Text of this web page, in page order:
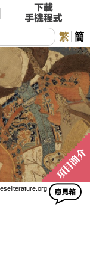
繁 簡